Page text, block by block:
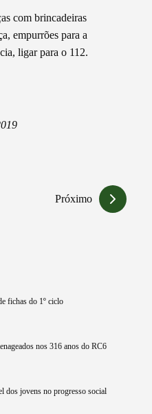
com brincadeiras
empurrões para a
ligar para o 112.
Próximo
fichas do 1º ciclo
nos 316 anos do RC6
dos jovens no progresso social